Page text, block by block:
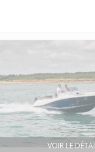
VOIR LE